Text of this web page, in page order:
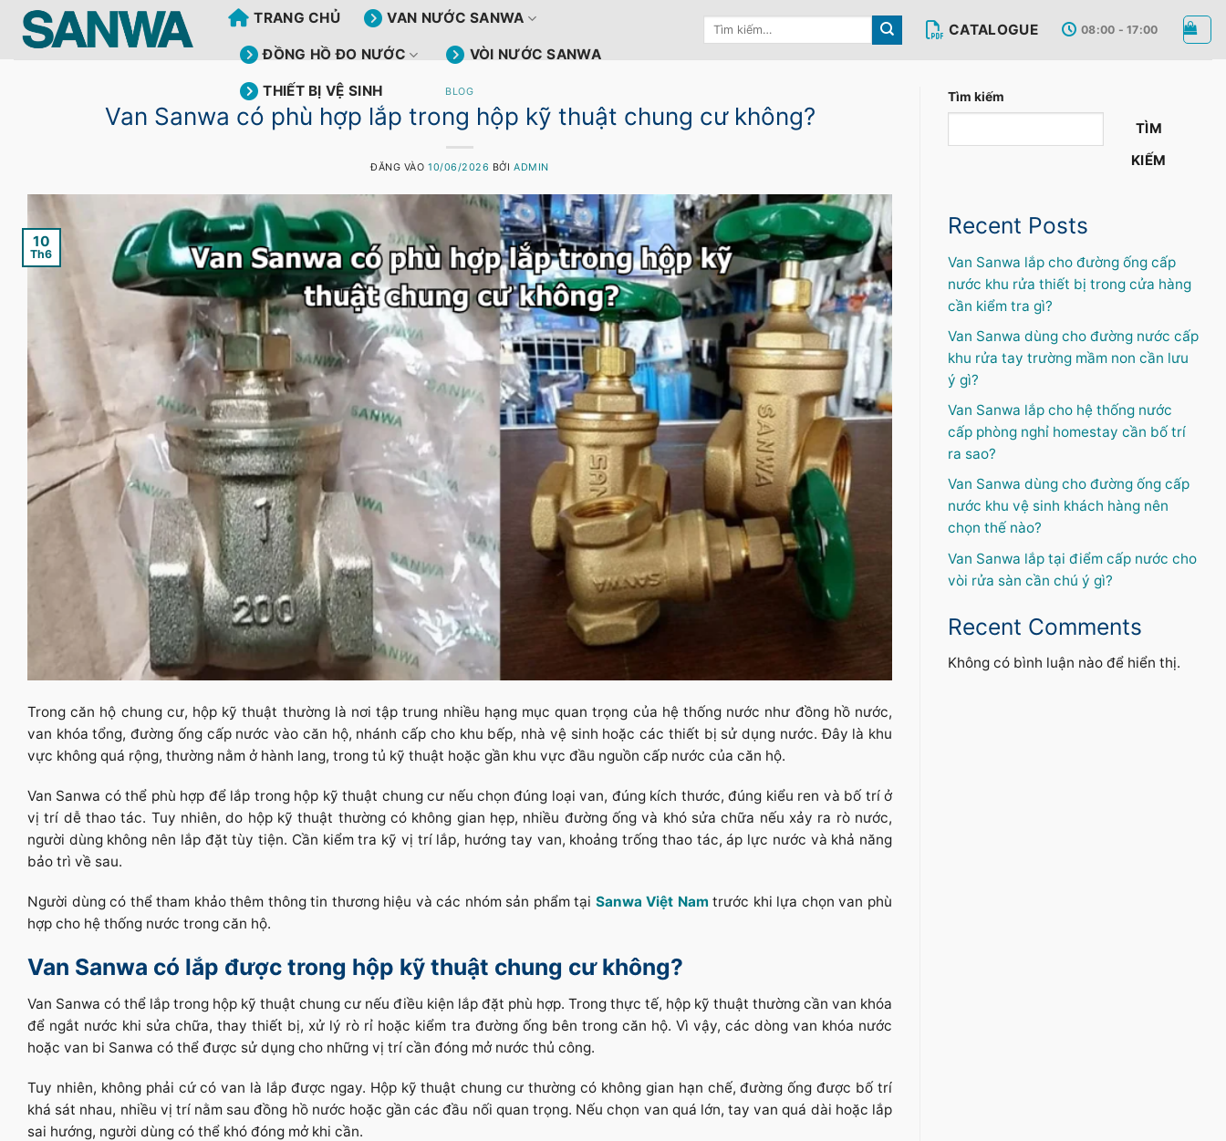
qua
TRANG CHỦ VAN NƯỚC SANWA
ĐỒNG HỒ ĐO NƯỚC VÒI NƯỚC SANWA
THIẾT BỊ VỆ SINH
Tìm
CATALOGUE 08:00 - 17:00
BLOG
Van Sanwa có phù hợp lắp trong hộp kỹ thuật chung cư không?
ĐĂNG VÀO10/06/2026 BỞIADMIN
10
Th6
Trong căn hộ chung cư, hộp kỹ thuật thường là nơi tập trung nhiều hạng mục quan trọng của hệ thống nước như đồng hồ nước,
van khóa tổng, đường ống cấp nước vào căn hộ, nhánh cấp cho khu bếp, nhà vệ sinh hoặc các thiết bị sử dụng nước. Đây là khu
vực không quá rộng, thường nằm ở hành lang, trong tủ kỹ thuật hoặc gần khu vực đầu nguồn cấp nước của căn hộ.
Van Sanwa có thể phù hợp để lắp trong hộp kỹ thuật chung cư nếu chọn đúng loại van, đúng kích thước, đúng kiểu ren và bố trí ở
vị trí dễ thao tác. Tuy nhiên, do hộp kỹ thuật thường có không gian hẹp, nhiều đường ống và khó sửa chữa nếu xảy ra rò nước,
người dùng không nên lắp đặt tùy tiện. Cần kiểm tra kỹ vị trí lắp, hướng tay van, khoảng trống thao tác, áp lực nước và khả năng
bảo trì về sau.
Người dùng có thể tham khảo thêm thông tin thương hiệu và các nhóm sản phẩm tại Sanwa Việt Nam trước khi lựa chọn van phù
hợp cho hệ thống nước trong căn hộ.
Van Sanwa có lắp được trong hộp kỹ thuật chung cư không?
Van Sanwa có thể lắp trong hộp kỹ thuật chung cư nếu điều kiện lắp đặt phù hợp. Trong thực tế, hộp kỹ thuật thường cần van khóa
để ngắt nước khi sửa chữa, thay thiết bị, xử lý rò rỉ hoặc kiểm tra đường ống bên trong căn hộ. Vì vậy, các dòng van khóa nước
hoặc van bi Sanwa có thể được sử dụng cho những vị trí cần đóng mở nước thủ công.
Tuy nhiên, không phải cứ có van là lắp được ngay. Hộp kỹ thuật chung cư thường có không gian hạn chế, đường ống được bố trí
khá sát nhau, nhiều vị trí nằm sau đồng hồ nước hoặc gần các đầu nối quan trọng. Nếu chọn van quá lớn, tay van quá dài hoặc lắp
sai hướng, người dùng có thể khó đóng mở khi cần.
Tìm kiếm
TÌM
KIẾM
Recent Posts
Van Sanwa lắp cho đường ống cấp
nước khu rửa thiết bị trong cửa hàng
cần kiểm tra gì?
Van Sanwa dùng cho đường nước cấp
khu rửa tay trường mầm non cần lưu
ý gì?
Van Sanwa lắp cho hệ thống nước
cấp phòng nghỉ homestay cần bố trí
ra sao?
Van Sanwa dùng cho đường ống cấp
nước khu vệ sinh khách hàng nên
chọn thế nào?
Van Sanwa lắp tại điểm cấp nước cho
vòi rửa sàn cần chú ý gì?
Recent Comments
Không có bình luận nào để hiển thị.